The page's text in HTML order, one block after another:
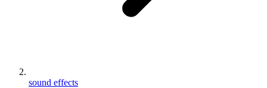
sound effects